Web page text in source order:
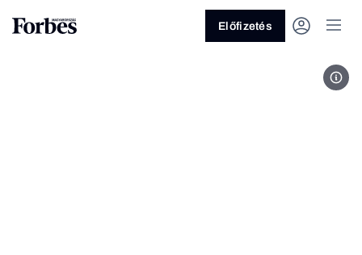
Előfizetés